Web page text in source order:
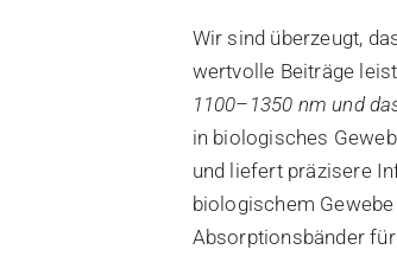
Wir sind überzeugt,
wertvolle Beiträge
1100–1350 nm und
in biologisches
und liefert präzisere
biologischem
Absorptionsbänder